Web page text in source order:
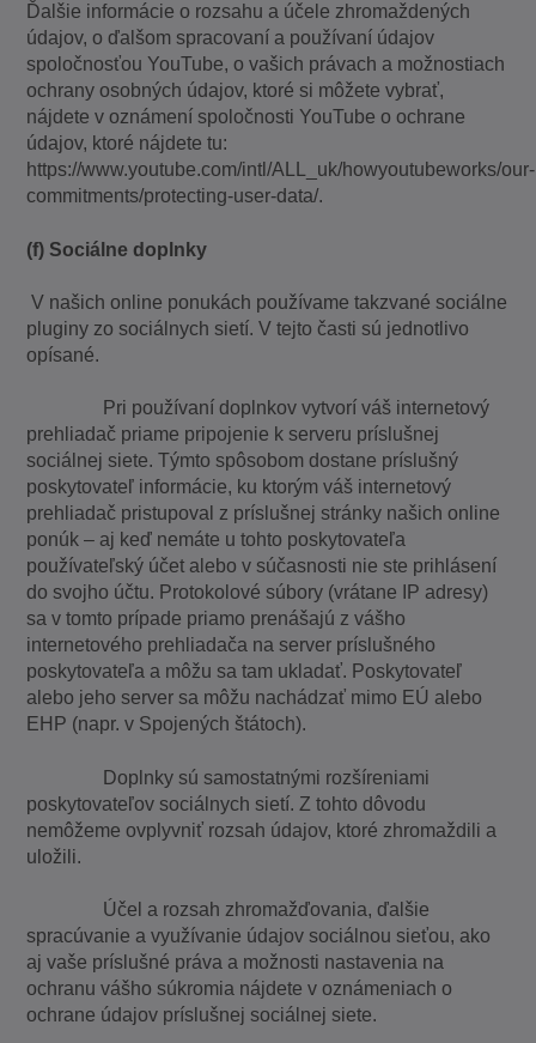
Ďalšie informácie o rozsahu a účele zhromaždených
údajov, o ďalšom spracovaní a používaní údajov
spoločnosťou YouTube, o vašich právach a možnostiach
ochrany osobných údajov, ktoré si môžete vybrať,
nájdete v oznámení spoločnosti YouTube o ochrane
údajov, ktoré nájdete tu:
https://www.youtube.com/intl/ALL_uk/howyoutubeworks/our-
commitments/protecting-user-data/.
(f) Sociálne doplnky
V našich online ponukách používame takzvané sociálne
pluginy zo sociálnych sietí. V tejto časti sú jednotlivo
opísané.
Pri používaní doplnkov vytvorí váš internetový
prehliadač priame pripojenie k serveru príslušnej
sociálnej siete. Týmto spôsobom dostane príslušný
poskytovateľ informácie, ku ktorým váš internetový
prehliadač pristupoval z príslušnej stránky našich online
ponúk – aj keď nemáte u tohto poskytovateľa
používateľský účet alebo v súčasnosti nie ste prihlásení
do svojho účtu. Protokolové súbory (vrátane IP adresy)
sa v tomto prípade priamo prenášajú z vášho
internetového prehliadača na server príslušného
poskytovateľa a môžu sa tam ukladať. Poskytovateľ
alebo jeho server sa môžu nachádzať mimo EÚ alebo
EHP (napr. v Spojených štátoch).
Doplnky sú samostatnými rozšíreniami
poskytovateľov sociálnych sietí. Z tohto dôvodu
nemôžeme ovplyvniť rozsah údajov, ktoré zhromaždili a
uložili.
Účel a rozsah zhromažďovania, ďalšie
spracúvanie a využívanie údajov sociálnou sieťou, ako
aj vaše príslušné práva a možnosti nastavenia na
ochranu vášho súkromia nájdete v oznámeniach o
ochrane údajov príslušnej sociálnej siete.